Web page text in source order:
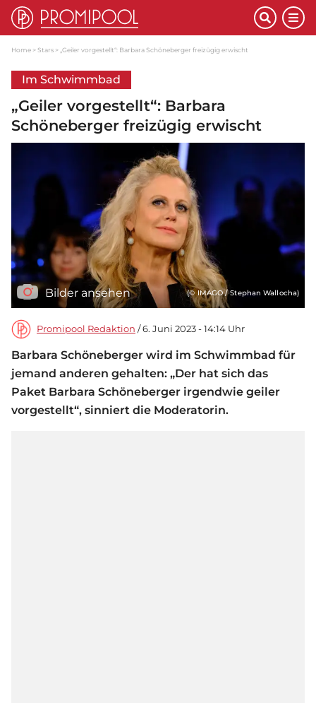
Home Stars „Geiler vorgestellt“: Barbara Schöneberger freizügig erwischt
Im Schwimmbad
„Geiler vorgestellt“: Barbara
Schöneberger freizügig erwischt
Bilder ansehen (© IMAGO / Stephan Wallocha)
Promipool Redaktion / 6. Juni 2023 - 14:14 Uhr
Barbara Schöneberger wird im Schwimmbad für
jemand anderen gehalten: „Der hat sich das
Paket Barbara Schöneberger irgendwie geiler
vorgestellt“, sinniert die Moderatorin.